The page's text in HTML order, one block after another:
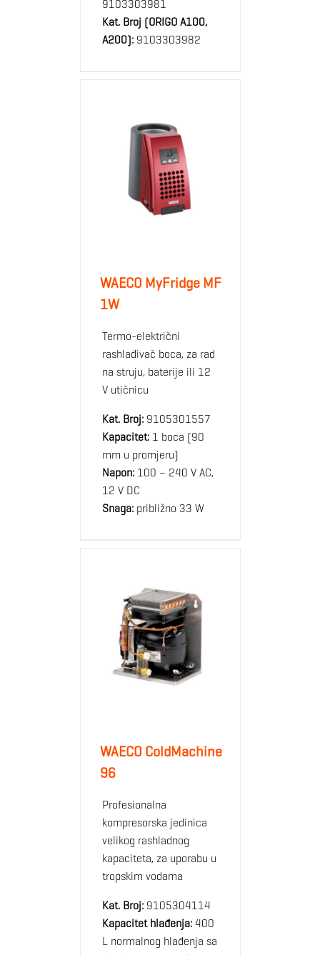
9103303981
Kat. Broj (ORIGO A100,
A200):9103303982
WAECO MyFridge MF
1W
Termo-električni
rashlađivač boca, za rad
na struju, baterije ili 12
V utičnicu
Kat. Broj:9105301557
Kapacitet:1 boca (90
mm u promjeru)
Napon:100 – 240 V AC,
12 V DC
Snaga:približno 33 W
WAECO ColdMachine
96
Profesionalna
kompresorska jedinica
velikog rashladnog
kapaciteta, za uporabu u
tropskim vodama
Kat. Broj:9105304114
Kapacitet hlađenja:400
L normalnog hlađenja sa